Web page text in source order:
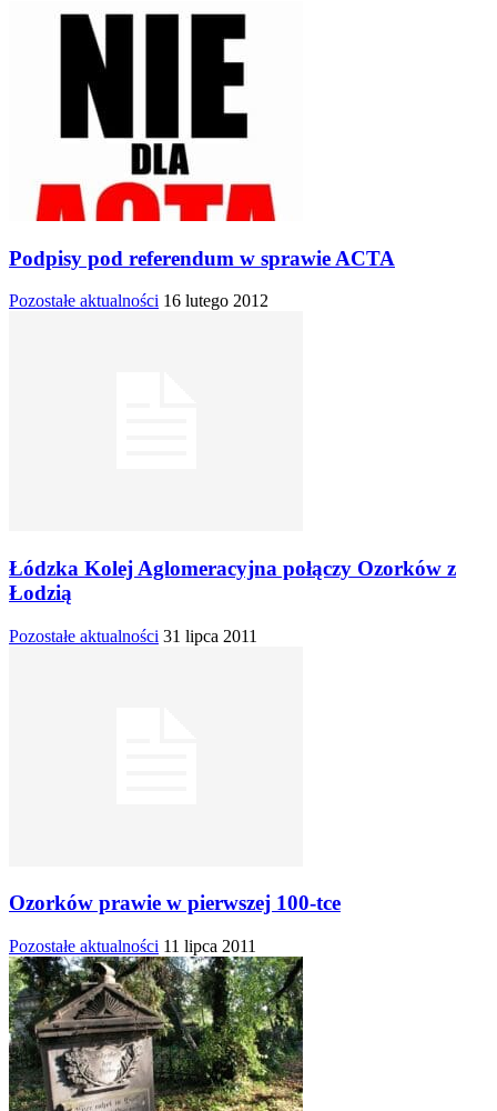
Podpisy pod referendum w sprawie ACTA
Pozostałe aktualności 16 lutego 2012
Łódzka Kolej Aglomeracyjna połączy Ozorków z
Łodzią
Pozostałe aktualności 31 lipca 2011
Ozorków prawie w pierwszej 100-tce
Pozostałe aktualności 11 lipca 2011